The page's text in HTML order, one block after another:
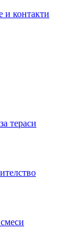
и контакти
тераси